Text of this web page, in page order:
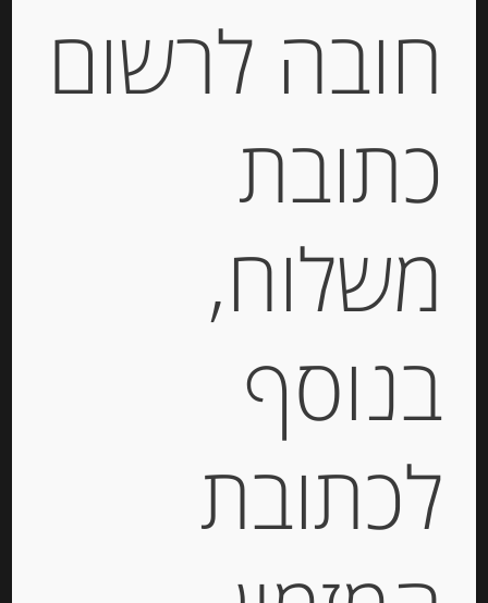
קטגוריה:
שוקולד, נוגט, עוגיות ומתוקים
תיאור
מידע נוסף
מוצרים קשורים
חובה לרשום
כתובת
משלוח,
בנוסף
לכתובת